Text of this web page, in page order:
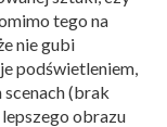
tego na
nie gubi
podświetleniem,
(brak
obrazu